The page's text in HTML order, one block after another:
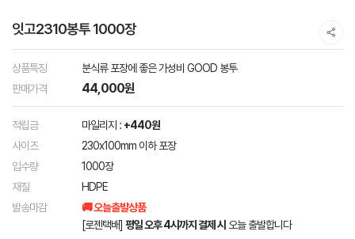
잇고2310봉투 1000장
상품특징
분식류 포장에 좋은 가성비 GOOD 봉투
판매가격
44,000원
적립금 마일리지 : +440원
사이즈
230x100mm 이하 포장
입수량
1000장
재질
HDPE
발송마감
🚚 오늘출발상품
[로젠택배] 평일 오후 4시까지 결제 시 오늘 출발합니다